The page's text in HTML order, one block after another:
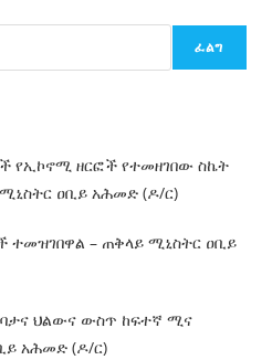
ፈልግ
የኢኮኖሚ ዘርፎች የተመዘገበው ስኬት
ሚኒስትር ዐቢይ አሕመድ (ዶ/ር)
ተመዝገበዋል – ጠቅላይ ሚኒስትር ዐቢይ
ህልውና ውስጥ ከፍተኛ ሚና
አሕመድ (ዶ/ር)